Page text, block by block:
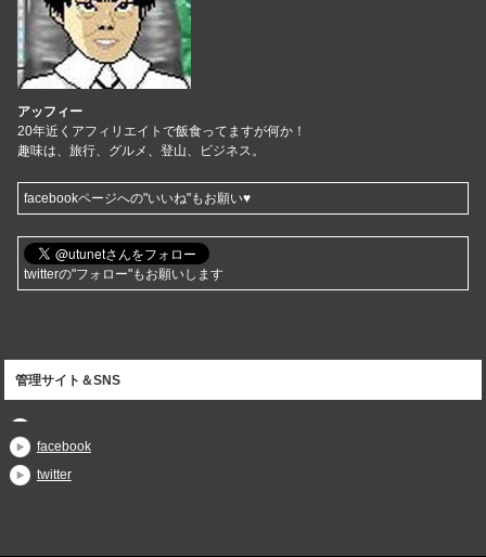
アッフィー
20年近くアフィリエイトで飯食ってますが何か！
趣味は、旅行、グルメ、登山、ビジネス。
facebookページへの"いいね"もお願い♥
twitterの"フォロー"もお願いします
管理サイト＆SNS
facebook
twitter